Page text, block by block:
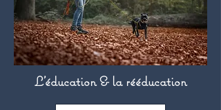
L'éducation & la rééducation